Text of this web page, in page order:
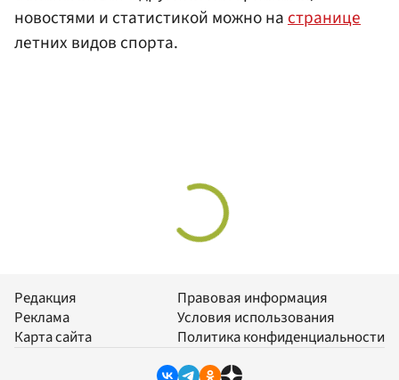
новостями и статистикой можно настранице
летних видов спорта.
Редакция
Реклама
Карта сайта
Правовая информация
Условия использования
Политика конфиденциальности